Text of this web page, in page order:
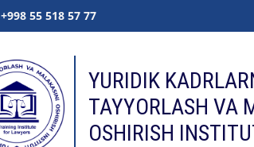
+998 55 518 57 77
YURIDIK
TAYYORLASH VA
OSHIRISH